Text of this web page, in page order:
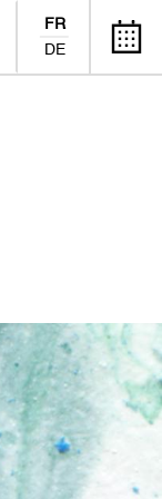
FR
DE